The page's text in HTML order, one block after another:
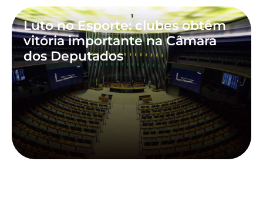
Luto no Esporte: clubes obtêm
vitória importante na Câmara
dos Deputados